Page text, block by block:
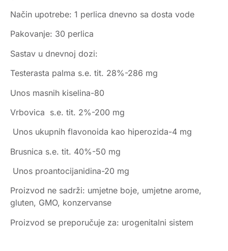
Način upotrebe: 1 perlica dnevno sa dosta vode
Pakovanje: 30 perlica
Sastav u dnevnoj dozi:
Testerasta palma s.e. tit. 28%-286 mg
Unos masnih kiselina-80
Vrbovica s.e. tit. 2%-200 mg
Unos ukupnih flavonoida kao hiperozida-4 mg
Brusnica s.e. tit. 40%-50 mg
Unos proantocijanidina-20 mg
Proizvod ne sadrži: umjetne boje, umjetne arome,
gluten, GMO, konzervanse
Proizvod se preporučuje za: urogenitalni sistem